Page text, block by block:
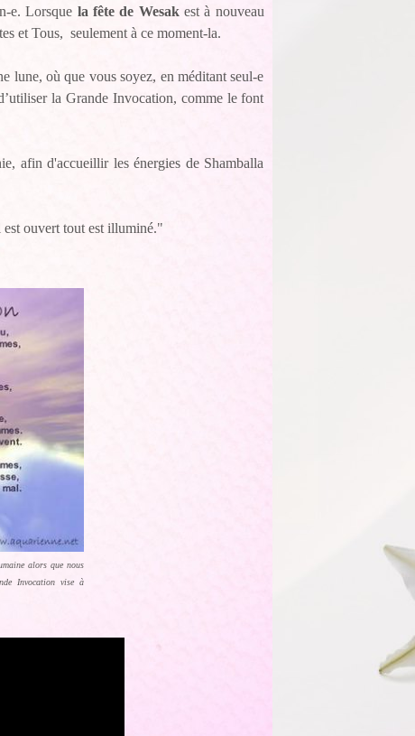
e. Lorsque la fête de Wesak est à nouveau
et Tous, seulement à ce moment-la.
lune, où que vous soyez, en méditant seul-e
la Grande Invocation, comme le font
afin d'accueillir les énergies de Shamballa
ouvert tout est illuminé."
alors que nous
Invocation vise à